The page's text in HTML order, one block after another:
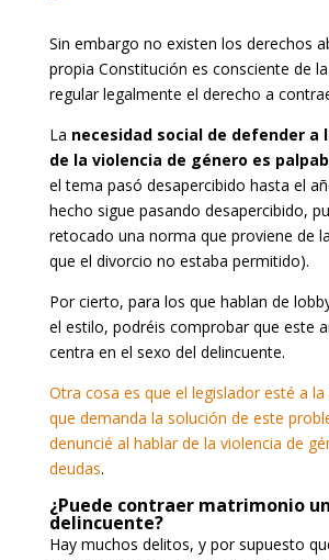
Sin embargo no existen los derechos
propia Constitución es consciente de
regular legalmente el derecho a
La necesidad social de defender a
de la violencia de género es
el tema pasó desapercibido hasta el
hecho sigue pasando desapercibido,
retocado una norma que proviene de
que el divorcio no estaba permitido).
Por cierto, para los que hablan de
el estilo, podréis comprobar que este
centra en el sexo del delincuente.
Otra cosa es que el legislador esté a
que demanda la solución de este
denuncié al hablar de la violencia de
deudas.
¿Puede contraer matrimonio un
delincuente?
Hay muchos delitos, y por supuesto